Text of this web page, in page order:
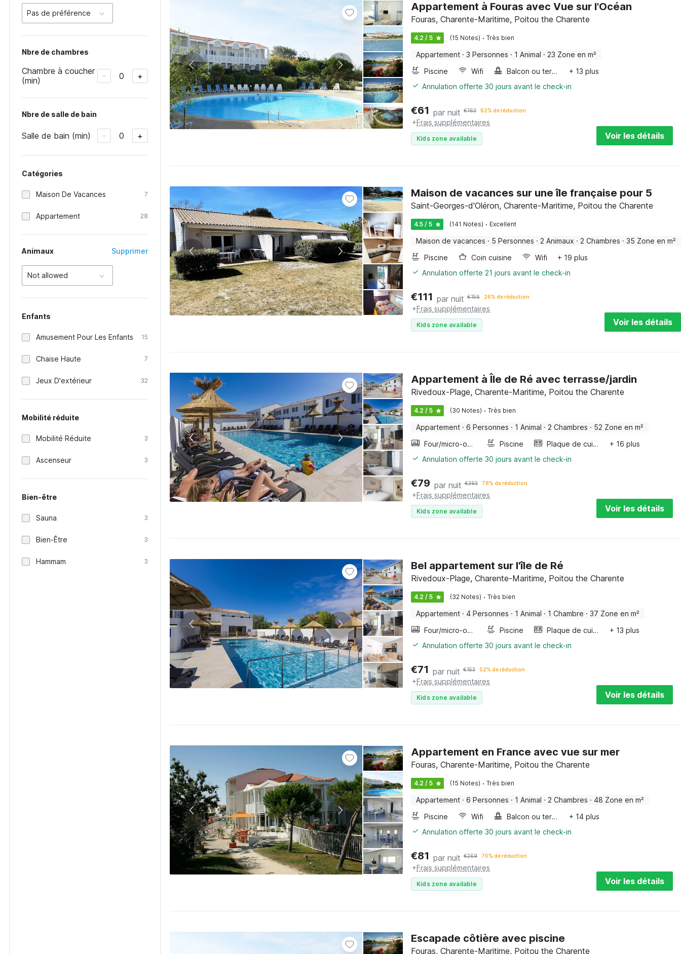
Pas de préférence
Nbre de chambres
Chambre à coucher
(min)
- 0 +
Nbre de salle de bain
Salle de bain (min) - 0 +
Catégories
Maison De Vacances 7
Appartement 28
Animaux Supprimer
Not allowed
Enfants
Amusement Pour Les Enfants 15
Chaise Haute 7
Jeux D'extérieur 32
Mobilité réduite
Mobilité Réduite 3
Ascenseur 3
Bien-être
Sauna 3
Bien-Être 3
Hammam 3
Appartement à Fouras avec Vue sur l'Océan
Fouras, Charente-Maritime, Poitou the Charente
4.2 / 5 (15 Notes) · Très bien
Appartement · 3 Personnes · 1 Animal · 23 Zone en m²
Piscine
Wifi Balcon ou terrasse
+ 13 plus
Annulation offerte 30 jours avant le check-in
€61 par nuit €163 62% de réduction
+Frais supplémentaires
Kids zone available Voir les détails
Maison de vacances sur une île française pour 5
Saint-Georges-d'Oléron, Charente-Maritime, Poitou the Charente
4.5 / 5 (141 Notes) · Excellent
Maison de vacances · 5 Personnes · 2 Animaux · 2 Chambres · 35 Zone en m²
Piscine
Coin cuisine Wifi
+ 19 plus
Annulation offerte 21 jours avant le check-in
€111 par nuit €156 26% de réduction
+Frais supplémentaires
Kids zone available Voir les détails
Appartement à Île de Ré avec terrasse/jardin
Rivedoux-Plage, Charente-Maritime, Poitou the Charente
4.2 / 5 (30 Notes) · Très bien
Appartement · 6 Personnes · 1 Animal · 2 Chambres · 52 Zone en m²
Four/micro-onde combinés
Piscine Plaque de cuisson
+ 16 plus
Annulation offerte 30 jours avant le check-in
€79 par nuit €393 79% de réduction
+Frais supplémentaires
Kids zone available Voir les détails
Bel appartement sur l'île de Ré
Rivedoux-Plage, Charente-Maritime, Poitou the Charente
4.2 / 5 (32 Notes) · Très bien
Appartement · 4 Personnes · 1 Animal · 1 Chambre · 37 Zone en m²
Four/micro-onde combinés
Piscine Plaque de cuisson
+ 13 plus
Annulation offerte 30 jours avant le check-in
€71 par nuit €153 52% de réduction
+Frais supplémentaires
Kids zone available Voir les détails
Appartement en France avec vue sur mer
Fouras, Charente-Maritime, Poitou the Charente
4.2 / 5 (15 Notes) · Très bien
Appartement · 6 Personnes · 1 Animal · 2 Chambres · 48 Zone en m²
Piscine
Wifi Balcon ou terrasse
+ 14 plus
Annulation offerte 30 jours avant le check-in
€81 par nuit €269 70% de réduction
+Frais supplémentaires
Kids zone available Voir les détails
Escapade côtière avec piscine
Fouras, Charente-Maritime, Poitou the Charente